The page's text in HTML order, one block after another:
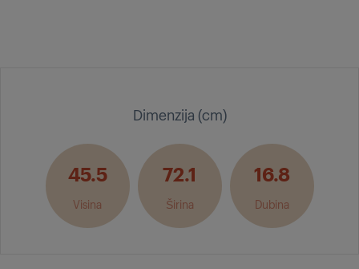
Dimenzija (cm)
45.5
Visina
72.1
Širina
16.8
Dubina